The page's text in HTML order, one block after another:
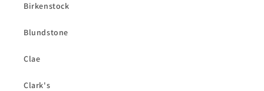
Birkenstock
Blundstone
Clae
Clark's